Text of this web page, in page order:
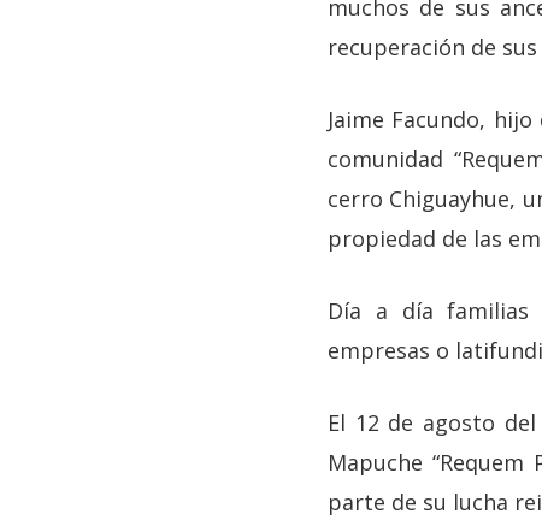
muchos de sus
recuperación de
Jaime Facundo,
comunidad
cerro Chiguayhue,
propiedad de las
Día a día familias
empresas o
El 12 de agosto
Mapuche
parte de su lucha